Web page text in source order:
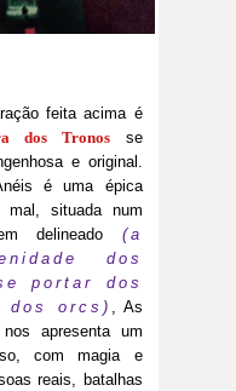
feita acima é
dos Tronosse
e original.
é uma épica
situada num
delineado (a
dos
portar dos
dos orcs) , As
apresenta um
com magia e
reais, batalhas